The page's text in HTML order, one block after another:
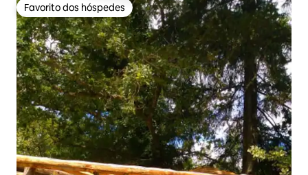
Favorito dos hóspedes
Favorito dos hóspedes